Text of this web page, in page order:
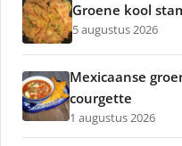
Groene kool
5 augustus 2026
Mexicaanse
courgette
1 augustus 2026